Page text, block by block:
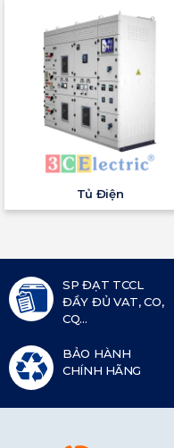
Tủ Điện
SP ĐẠT TCCL
ĐẦY ĐỦ VAT, CO,
CQ...
BẢO HÀNH
CHÍNH HÃNG